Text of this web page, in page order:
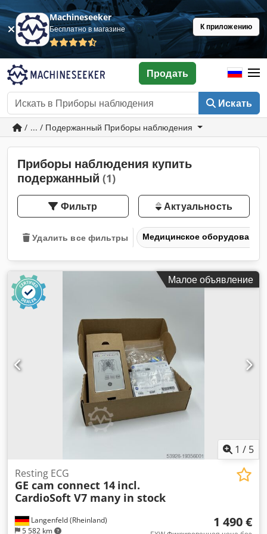
Machineseeker
Бесплатно в магазине К приложению
Искать
Продать
/ ... / Подержанный Приборы наблюдения
Приборы наблюдения купить
подержанный (1)
Фильтр Актуальность
Удалить все фильтры Медицинское оборудование
Малое объявление
1 / 5
Langenfeld (Rheinland)
5 582 km
Resting ECG
GE cam connect 14 incl.
CardioSoft V7 many in stock
1 490 €